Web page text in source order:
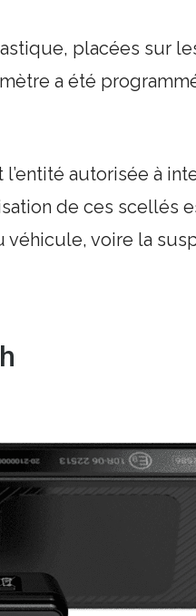
placées sur
a été
autorisée à
de ces scellés
voire la